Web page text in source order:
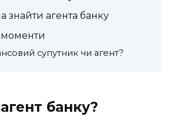
знайти агента банку
супутник чи агент?
банку?